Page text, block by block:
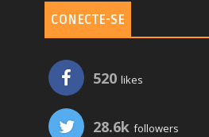
CONECTE-SE
520 likes
28.6k followers